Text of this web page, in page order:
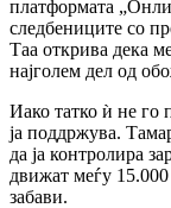
платформата
следбениците со
Таа открива дека
најголем дел од
Иако татко ѝ не го
ја поддржува.
да ја контролира
движат меѓу
забави.